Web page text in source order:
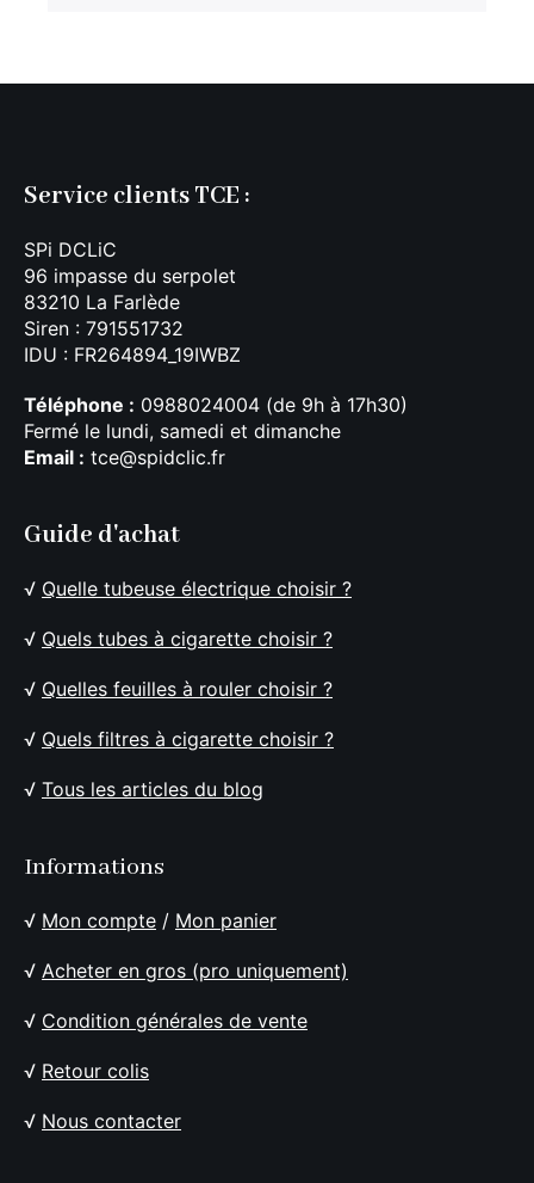
Service clients TCE :
SPi DCLiC
96 impasse du serpolet
83210 La Farlède
Siren : 791551732
IDU : FR264894_19IWBZ
Téléphone : 0988024004 (de 9h à 17h30)
Fermé le lundi, samedi et dimanche
Email : tce@spidclic.fr
Guide d'achat
√ Quelle tubeuse électrique choisir ?
√ Quels tubes à cigarette choisir ?
√ Quelles feuilles à rouler choisir ?
√ Quels filtres à cigarette choisir ?
√ Tous les articles du blog
Informations
√ Mon compte / Mon panier
√ Acheter en gros (pro uniquement)
√ Condition générales de vente
√ Retour colis
√ Nous contacter